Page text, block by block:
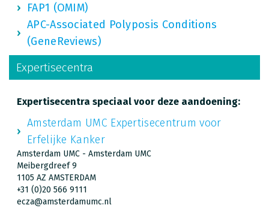
FAP1 (OMIM)
APC-Associated Polyposis Conditions
(GeneReviews)
Expertisecentra
Expertisecentra speciaal voor deze aandoening:
Amsterdam UMC Expertisecentrum voor
Erfelijke Kanker
Amsterdam UMC - Amsterdam UMC
Meibergdreef 9
1105 AZ AMSTERDAM
+31 (0)20 566 9111
ecza@amsterdamumc.nl